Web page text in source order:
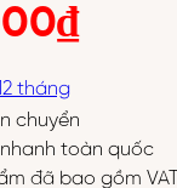
₫
tháng
chuyển
toàn quốc
đã bao gồm VAT